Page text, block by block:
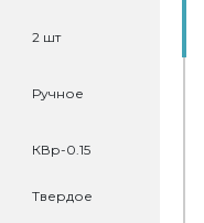
2 шт
Ручное
КВр-0.15
Твердое